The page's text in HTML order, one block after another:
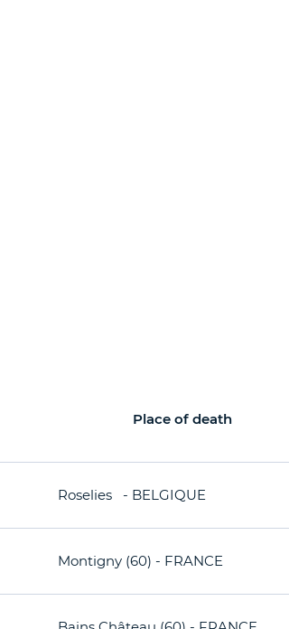
Place of death
Roselies - BELGIQUE
Montigny (60) - FRANCE